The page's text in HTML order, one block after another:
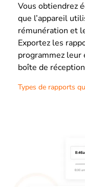
Vous obtiendrez
que l’appareil
rémunération et
Exportez les
programmez leur
boîte de
Types de rapports